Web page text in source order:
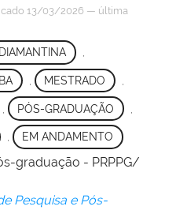
13/03/2026 — última
DIAMANTINA ,
MESTRADO
PÓS-GRADUAÇÃO
, EM ANDAMENTO
graduação - PRPPG/
Pesquisa e Pós-